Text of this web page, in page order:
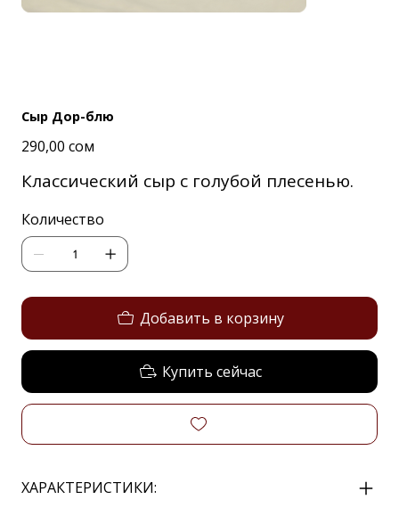
Сыр Дор-блю
Цена
290,00 сом
Классический сыр с голубой плесенью.
Количество
Добавить в корзину
Купить сейчас
ХАРАКТЕРИСТИКИ: